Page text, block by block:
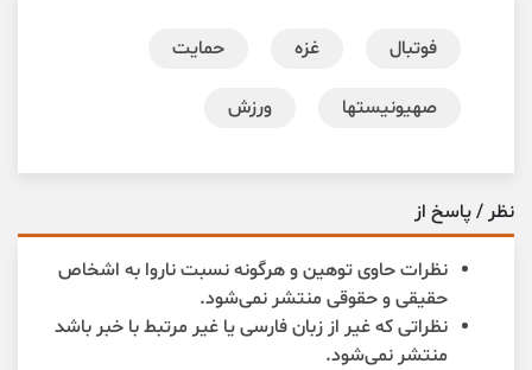
فوتبال غزه حمایت
صهیونیستها ورزش
نظر / پاسخ از
نظرات حاوی توهین و هرگونه نسبت ناروا به اشخاص
حقیقی و حقوقی منتشر نمی‌شود.
نظراتی که غیر از زبان فارسی یا غیر مرتبط با خبر باشد
منتشر نمی‌شود.